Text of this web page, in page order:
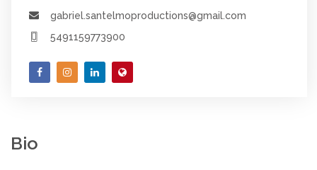
gabriel.santelmoproductions@gmail.com
5491159773900
Bio